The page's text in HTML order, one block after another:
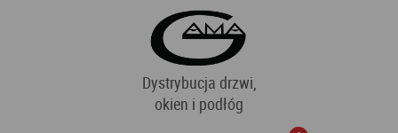
Dystrybucja drzwi,
okien i podłóg